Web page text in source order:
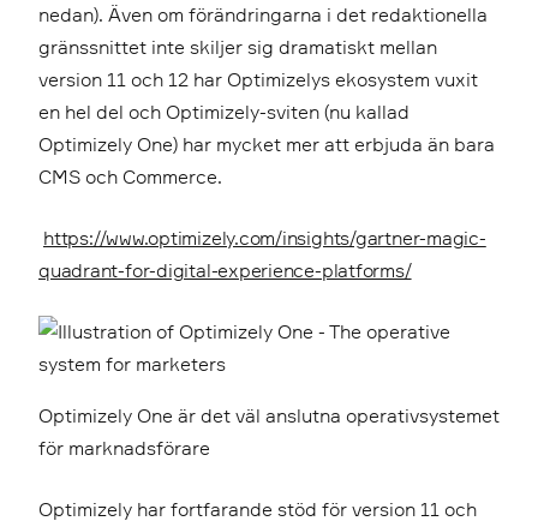
nedan). Även om förändringarna i det redaktionella
gränssnittet inte skiljer sig dramatiskt mellan
version 11 och 12 har Optimizelys ekosystem vuxit
en hel del och Optimizely-sviten (nu kallad
Optimizely One) har mycket mer att erbjuda än bara
CMS och Commerce.
https://www.optimizely.com/insights/gartner-magic-
quadrant-for-digital-experience-platforms/
Optimizely One är det väl anslutna operativsystemet
för marknadsförare
Optimizely har fortfarande stöd för version 11 och